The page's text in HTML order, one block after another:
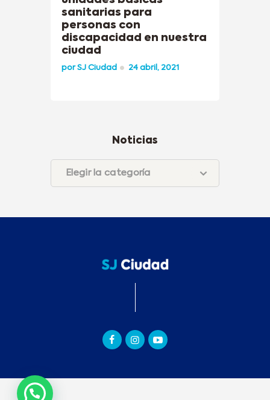
sanitarias para
personas con
discapacidad en nuestra
ciudad
porSJ Ciudad 24 abril, 2021
Noticias